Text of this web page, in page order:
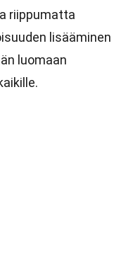
riippumatta
lisääminen
luomaan